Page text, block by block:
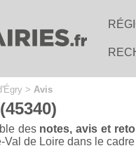
> Avis
des notes, avis et
de Loire dans le